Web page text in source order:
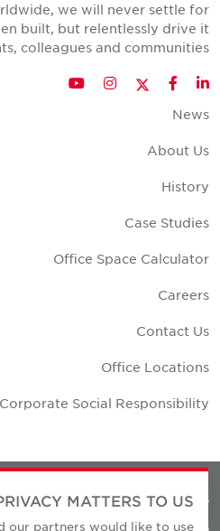
we will never settle for
built, but relentlessly drive it
colleagues and communities.
LinkedIn
Facebook
Twitter
Instagram
YouTube
News
About Us
History
Case Studies
Office Space Calculator
Careers
Contact Us
Office Locations
Corporate Social Responsibility
Privacy Policies
PRIVACY MATTERS TO US
our partners would like to use